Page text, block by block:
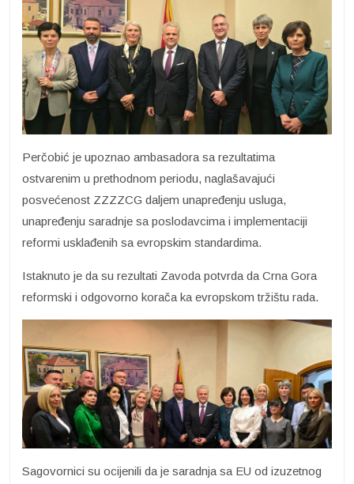
Perčobić je upoznao ambasadora sa rezultatima
ostvarenim u prethodnom periodu, naglašavajući
posvećenost ZZZZCG daljem unapređenju usluga,
unapređenju saradnje sa poslodavcima i implementaciji
reformi usklađenih sa evropskim standardima.
Istaknuto je da su rezultati Zavoda potvrda da Crna Gora
reformski i odgovorno korača ka evropskom tržištu rada.
Sagovornici su ocijenili da je saradnja sa EU od izuzetnog